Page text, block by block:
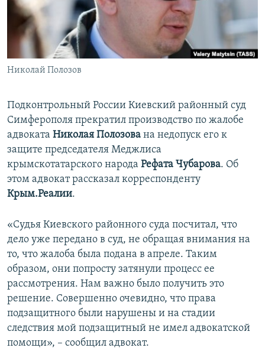
ПОБЕДИТЕЛЕЙ НЕ СУДЯТ?
КРЫМ.НЕПОКОРЕННЫЙ
ELIFBE
УКРАИНСКАЯ ПРОБЛЕМА КРЫМА
ПРИСОЕДИНЯЙТЕСЬ!
Николай Полозов
Подконтрольный России Киевский районный суд
Симферополя прекратил производство по жалобе
адвоката Николая Полозова на недопуск его к
защите председателя Меджлиса
крымскотатарского народа Рефата Чубарова. Об
этом адвокат рассказал корреспонденту
Крым.Реалии.
«Судья Киевского районного суда посчитал, что
дело уже передано в суд, не обращая внимания на
то, что жалоба была подана в апреле. Таким
образом, они попросту затянули процесс ее
рассмотрения. Нам важно было получить это
решение. Совершенно очевидно, что права
подзащитного были нарушены и на стадии
следствия мой подзащитный не имел адвокатской
помощи», – сообщил адвокат.